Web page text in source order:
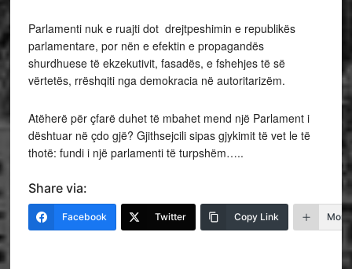
Parlamenti nuk e ruajti dot drejtpeshimin e republikës
parlamentare, por nën e efektin e propagandës
shurdhuese të ekzekutivit, fasadës, e fshehjes të së
vërtetës, rrëshqiti nga demokracia në autoritarizëm.
Atëherë për çfarë duhet të mbahet mend një Parlament i
dështuar në çdo gjë? Gjithsejcili sipas gjykimit të vet le të
thotë: fundi i një parlamenti të turpshëm…..
Share via:
Facebook Twitter Copy Link More